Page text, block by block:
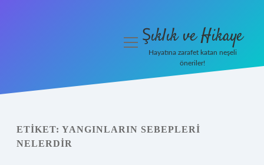
Olur
Gizlilik Politikası
menüyüŞıklık ve Hikaye
Hayatına zarafet katan neşeli
öneriler!
ETIKET: YANGINLARIN SEBEPLERI
NELERDIR